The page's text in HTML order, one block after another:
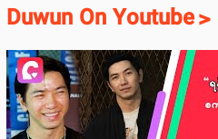
Duwun On Youtube>